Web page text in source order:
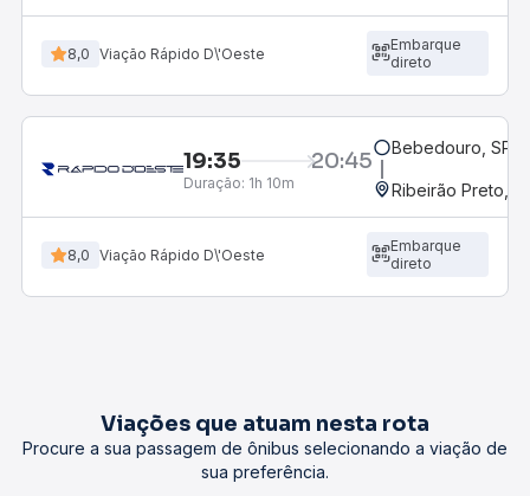
8,0 Viação Rápido D\'Oeste
Embarque
direto
19:35 20:45
Duração: 1h 10m
Bebedouro, SP -
Ribeirão Preto,
8,0 Viação Rápido D\'Oeste
Embarque
direto
Viações que atuam nesta rota
Procure a sua passagem de ônibus selecionando a viação de
sua preferência.